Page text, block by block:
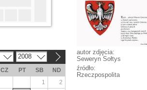
autor zdjęcia:
Seweryn Sołtys
źródło:
Rzeczpospolita
2008
CZ PT SB
ND
1
2